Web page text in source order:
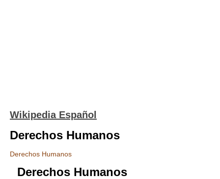
Wikipedia Español
Derechos Humanos
Derechos Humanos
Derechos Humanos